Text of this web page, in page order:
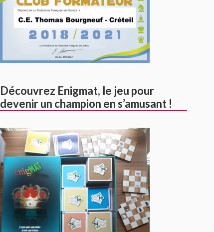
Découvrez Enigmat, le jeu pour
devenir un champion en s’amusant !